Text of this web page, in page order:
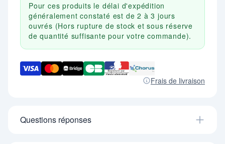
Pour ces produits le délai d'expédition
généralement constaté est de 2 à 3 jours
ouvrés (Hors rupture de stock et sous réserve
de quantité suffisante pour votre commande).
Frais de livraison
Questions réponses